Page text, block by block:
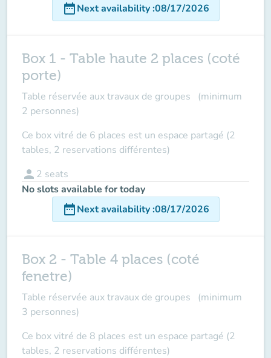
date_rangeNext availability:08/17/2026
Box 1 - Table haute 2 places (coté
porte)
Table réservée aux travaux de groupes (minimum
2 personnes)
Ce box vitré de 6 places est un espace partagé (2
tables, 2 reservations différentes)
person 2 seats
No slots available for today
date_rangeNext availability:08/17/2026
Box 2 - Table 4 places (coté
fenetre)
Table réservée aux travaux de groupes (minimum
3 personnes)
Ce box vitré de 8 places est un espace partagé (2
tables, 2 reservations différentes)